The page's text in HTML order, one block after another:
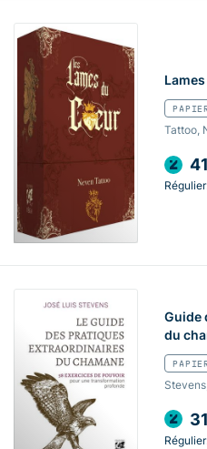
PAPIER
Tattoo,
41
Guide
du
PAPIER
31